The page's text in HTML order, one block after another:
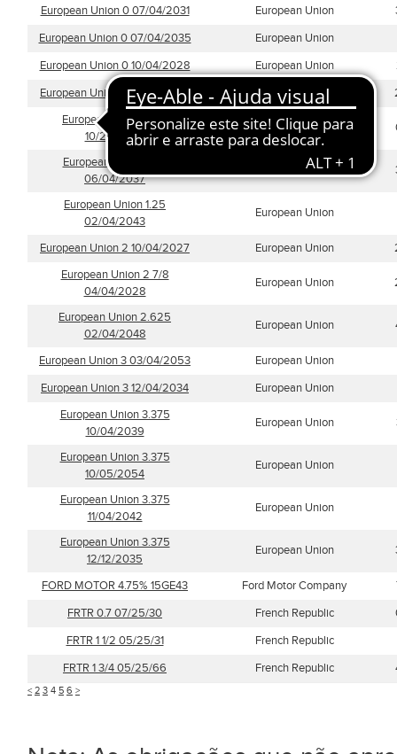
European Union 0 07/04/2031
European Union
European Union 0 07/04/2035
European Union
European Union 0 10/04/2028
European Union
European Union 0 10/04/2030
European Union
European Union 0.25
10/22/2026
European Union
European Union 1.125
06/04/2037
European Union
European Union 1.25
02/04/2043
European Union
European Union 2 10/04/2027 European Union
European Union 2 7/8
04/04/2028
European Union
European Union 2.625
02/04/2048
European Union
European Union 3 03/04/2053
European Union
European Union 3 12/04/2034
European Union
European Union 3.375
10/04/2039
European Union
European Union 3.375
10/05/2054
European Union
European Union 3.375
11/04/2042
European Union
European Union 3.375
12/12/2035
European Union
FORD MOTOR 4.75% 15GE43 Ford Motor Company
FRTR 0.7 07/25/30
French Republic
FRTR 1 1/2 05/25/31
French Republic
FRTR 1 3/4 05/25/66
French Republic
< 2 3 4 5 6 >